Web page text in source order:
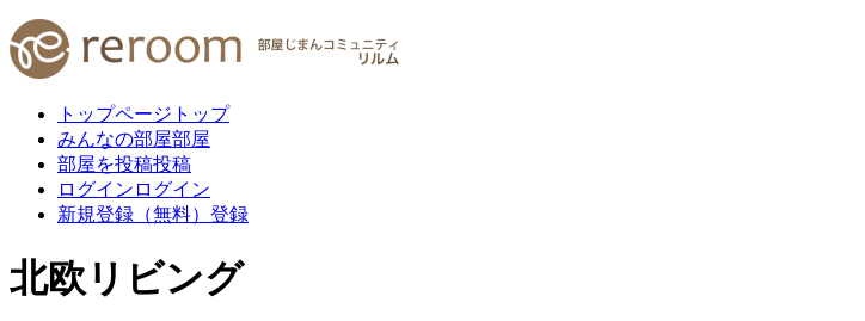
トップページ トップ
みんなの部屋部屋
部屋を投稿投稿
ログイン ログイン
新規登録（無料） 登録
北欧リビング